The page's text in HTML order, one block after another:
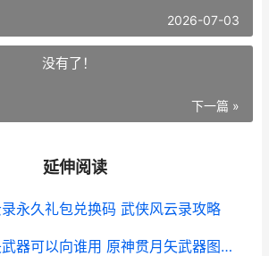
2026-07-03
没有了！
下一篇 »
延伸阅读
永久礼包兑换码 武侠风云录攻略
原神贯月矢武器可以向谁用 原神贯月矢武器图纸获取